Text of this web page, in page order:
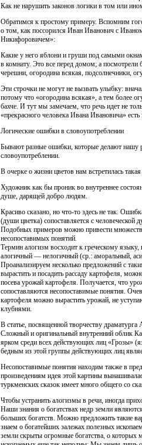
Как не нарушить законов логики в том или
Обратимся к простому примеру. Вспомним
о том, как поссорился Иван Иванович с
Никифоровичем»:
Какие у него яблони и груши под самыми
в комнату. Это все перед домом; а
черешни, огородина всякая, подсолнечники,
Эти строчки не могут не вызвать улыбку:
потому что «огородина всякая», а тем более
бахче. И тут мы замечаем, что речь идет не
«прекрасного человека Ивана Ивановича»
Логические ошибки в словоупотреблении
Бывают разные ошибки, которые делают нашу
словоупотреблении.
В очерке о жизни цветов нам встретилась
Художник как бы проник во внутреннее
душе, дарящей добро людям.
Красиво сказано, но что-то здесь не так.
(души цветка) сопоставляется с человеческой
Подобных примеров можно привести
несопоставимых понятий.
Термин алогизм восходит к греческому языку,
алогичный — нелогичный (ср.: аморальный,
Проанализируем несколько предложений с
вырастить и посадить рассаду картофеля,
посева урожай картофеля. Получается, что
сопоставляются несопоставимые понятия.
картофеля можно вырастить урожай, не
клубнями.
В статье, посвященной творчеству
Сложный и оригинальный внутренний облик
ярком среди всех действующих лиц «Грозы»
бедным из этой группы действующих лиц
Несопоставимые понятия находим также в
произведениям идея этой картины
туркменских сказок имеет много общего со
Чтобы устранить алогизмы в речи, иногда
Наши знания о богатствах недр земли
больших богатств. Можно предложить такие
знаем о богатейших залежах полезных
земли скрыты огромные богатства, о